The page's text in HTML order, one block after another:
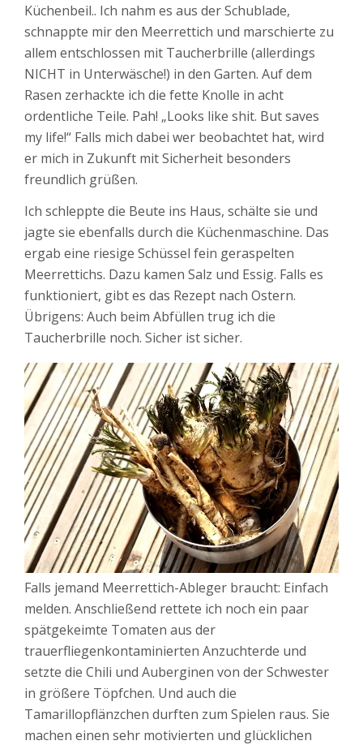
Küchenbeil.. Ich nahm es aus der Schublade,
schnappte mir den Meerrettich und marschierte zu
allem entschlossen mit Taucherbrille (allerdings
NICHT in Unterwäsche!) in den Garten. Auf dem
Rasen zerhackte ich die fette Knolle in acht
ordentliche Teile. Pah! „Looks like shit. But saves
my life!“ Falls mich dabei wer beobachtet hat, wird
er mich in Zukunft mit Sicherheit besonders
freundlich grüßen.
Ich schleppte die Beute ins Haus, schälte sie und
jagte sie ebenfalls durch die Küchenmaschine. Das
ergab eine riesige Schüssel fein geraspelten
Meerrettichs. Dazu kamen Salz und Essig. Falls es
funktioniert, gibt es das Rezept nach Ostern.
Übrigens: Auch beim Abfüllen trug ich die
Taucherbrille noch. Sicher ist sicher.
Falls jemand Meerrettich-Ableger braucht: Einfach
melden. Anschließend rettete ich noch ein paar
spätgekeimte Tomaten aus der
trauerfliegenkontaminierten Anzuchterde und
setzte die Chili und Auberginen von der Schwester
in größere Töpfchen. Und auch die
Tamarillopflänzchen durften zum Spielen raus. Sie
machen einen sehr motivierten und glücklichen